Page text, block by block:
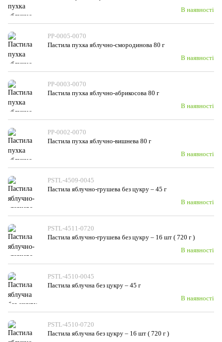
В наявності
PP-0005-0070
Пастила пухка яблучно-смородинова 80 г
В наявності
PP-0003-0070
Пастила пухка яблучно-абрикосова 80 г
В наявності
PP-0002-0070
Пастила пухка яблучно-вишнева 80 г
В наявності
PSTL-4509-0045
Пастила яблучно-грушева без цукру – 45 г
В наявності
PSTL-4511-0720
Пастила яблучно-грушева без цукру – 16 шт ( 720 г )
В наявності
PSTL-4510-0045
Пастила яблучна без цукру – 45 г
В наявності
PSTL-4510-0720
Пастила яблучна без цукру – 16 шт ( 720 г )